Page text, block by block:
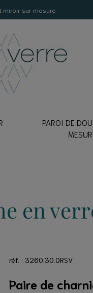
miroir sur mesure
PAROI DE
en
réf. : 3260.30.0RSV
Paire de